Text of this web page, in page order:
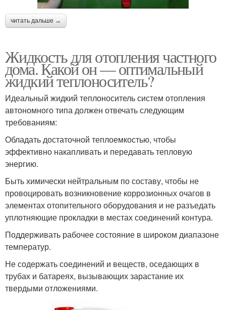
читать дальше →
Жидкость для отопления частного
дома. Какой он — оптимальный
жидкий теплоноситель?
Идеальный жидкий теплоноситель систем отопления
автономного типа должен отвечать следующим
требованиям:
Обладать достаточной теплоемкостью, чтобы
эффективно накапливать и передавать тепловую
энергию.
Быть химически нейтральным по составу, чтобы не
провоцировать возникновение коррозионных очагов в
элементах отопительного оборудования и не разъедать
уплотняющие прокладки в местах соединений контура.
Поддерживать рабочее состояние в широком диапазоне
температур.
Не содержать соединений и веществ, оседающих в
трубах и батареях, вызывающих зарастание их
твердыми отложениями.